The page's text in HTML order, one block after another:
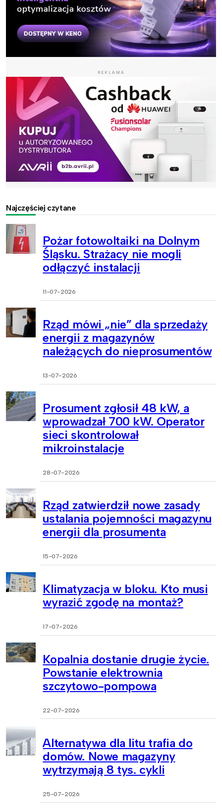
REKLAMA
Najczęściej czytane
Pożar fotowoltaiki na Dolnym
Śląsku. Strażacy nie mogli
odłączyć instalacji
11-07-2026
Rząd mówi „nie” dla sprzedaży
energii z magazynów
należących do nieprosumentów
13-07-2026
Prosument zgłosił 48 kW, a
wprowadzał 700 kW. Operator
sieci skontrolował
mikroinstalacje
28-07-2026
Rząd zatwierdził nowe zasady
ustalania pojemności magazynu
energii dla prosumenta
15-07-2026
Klimatyzacja w bloku. Kto musi
wyrazić zgodę na montaż?
17-07-2026
Kopalnia dostanie drugie życie.
Powstanie elektrownia
szczytowo-pompowa
22-07-2026
Alternatywa dla litu trafia do
domów. Nowe magazyny
wytrzymają 8 tys. cykli
25-07-2026